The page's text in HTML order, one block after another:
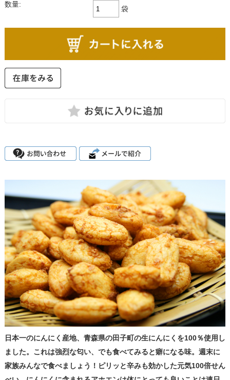
数量:
袋
日本一のにんにく産地、青森県の田子町の生にんにくを100％使用し
ました。これは強烈な匂い、でも食べてみると癖になる味。週末に
家族みんなで食べましょう！ピリッと辛みも効かした元気100倍せん